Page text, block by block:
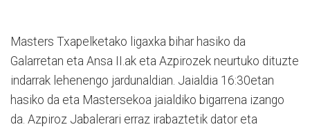
Masters Txapelketako ligaxka bihar hasiko da
Galarretan eta Ansa II.ak eta Azpirozek neurtuko dituzte
indarrak lehenengo jardunaldian. Jaialdia 16:30etan
hasiko da eta Mastersekoa jaialdiko bigarrena izango
da. Azpiroz Jabalerari erraz irabaztetik dator eta